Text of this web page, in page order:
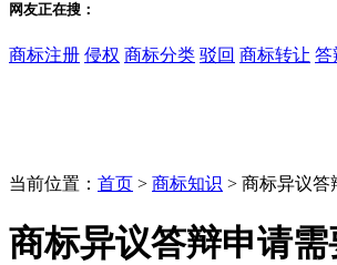
网友正在搜：
商标注册 侵权 商标分类 驳回 商标转让 答
当前位置： 首页 > 商标知识 > 商标异议答
商标异议答辩申请需